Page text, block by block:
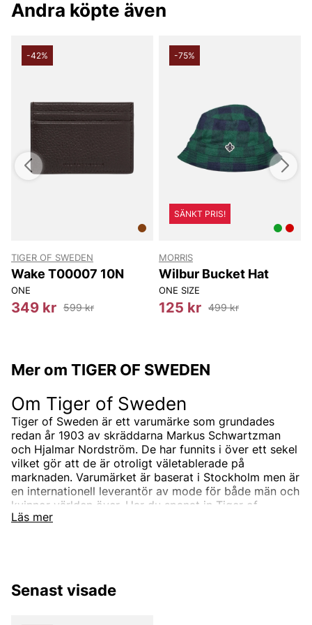
Andra köpte även
-42%
TIGER OF SWEDEN
Wake T00007 10N
ONE
349 kr 599 kr
-75%
SÄNKT PRIS!
MORRIS
Wilbur Bucket Hat
ONE SIZE
125 kr 499 kr
Mer om TIGER OF SWEDEN
Läs mer
Om Tiger of Sweden
Tiger of Sweden är ett varumärke som grundades
redan år 1903 av skräddarna Markus Schwartzman
och Hjalmar Nordström. De har funnits i över ett sekel
vilket gör att de är otroligt väletablerade på
marknaden. Varumärket är baserat i Stockholm men är
en internationell leverantör av mode för både män och
kvinnor världen över. Har du spanat in Tiger of
Swedens sortiment än? Vi erbjuder Tiger of Swedens
tidlöst och modernt. Produkterna är oftast enfärgade
Senast visade